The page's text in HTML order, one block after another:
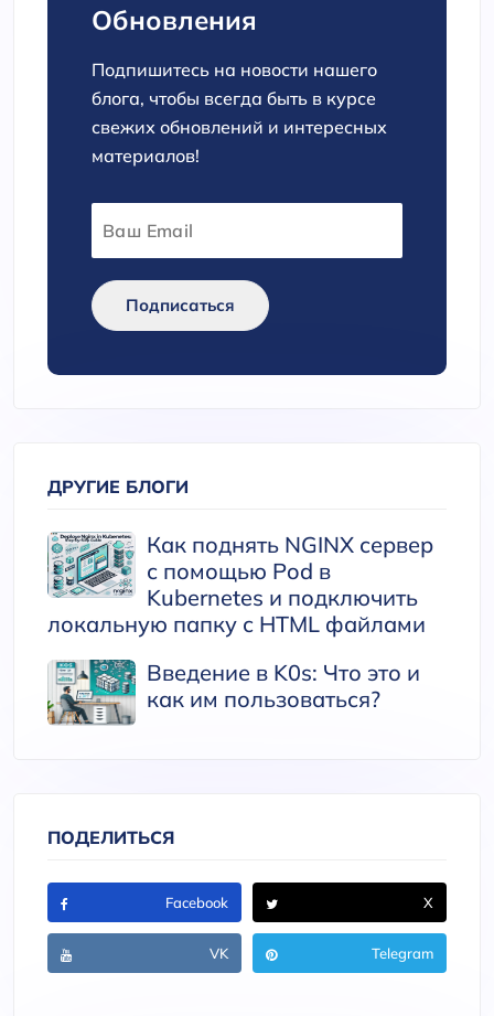
Обновления
Подпишитесь на новости нашего
блога, чтобы всегда быть в курсе
свежих обновлений и интересных
материалов!
Подписаться
ДРУГИЕ БЛОГИ
Как поднять NGINX сервер
с помощью Pod в
Kubernetes и подключить
локальную папку с HTML файлами
Введение в K0s: Что это и
как им пользоваться?
ПОДЕЛИТЬСЯ
Facebook X
VK Telegram